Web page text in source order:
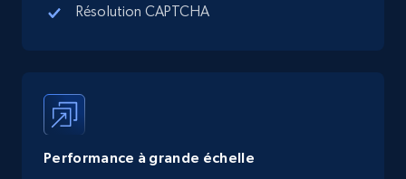
more.
new records by Customer ID
Résolution CAPTCHA
Performance à grande échelle